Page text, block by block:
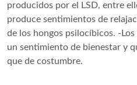
producidos por el LSD, entre
produce sentimientos de
de los hongos psilocíbicos. -
un sentimiento de bienestar y
que de costumbre.